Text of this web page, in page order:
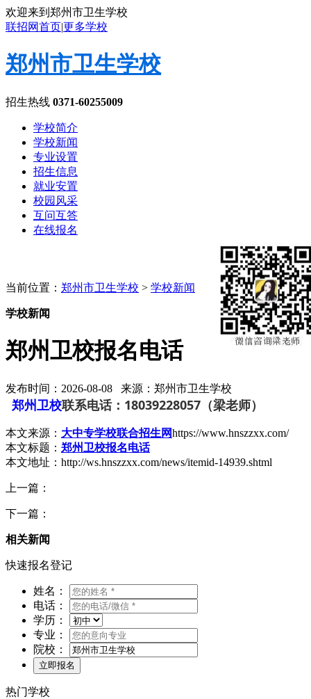
欢迎来到郑州市卫生学校
联招网首页|更多学校
郑州市卫生学校
招生热线 0371-60255009
学校简介
学校新闻
专业设置
招生信息
就业安置
校园风采
互问互答
在线报名
当前位置： 郑州市卫生学校 > 学校新闻
学校新闻
郑州卫校报名电话
发布时间：2026-08-08 来源：郑州市卫生学校
郑州卫校联系电话：18039228057（梁老师）
本文来源： 大中专学校联合招生网https://www.hnszzxx.com/
本文标题： 郑州卫校报名电话
本文地址：http://ws.hnszzxx.com/news/itemid-14939.shtml
上一篇：
下一篇：
相关新闻
快速报名登记
姓名：
电话：
学历：
专业：
院校：
热门学校